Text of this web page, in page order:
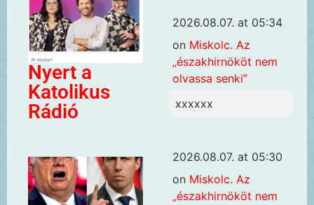
Nyert a
Katolikus
Rádió
2026.08.07. at 05:34
on Miskolc. Az
„északhirnököt nem
olvassa senki”
xxxxxx
2026.08.07. at 05:30
on Miskolc. Az
„északhirnököt nem